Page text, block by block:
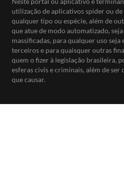
utilização de aplicativos spider ou
qualquer tipo ou espécie, além de
que atue de modo automatizado,
massificadas, para qualquer uso
terceiros e para quaisquer outras
quem o fizer à legislação brasileira,
esferas civis e criminais, além de ser
que causar.